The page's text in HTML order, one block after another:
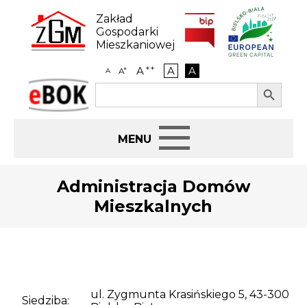
content
Zakład
Gospodarki
Mieszkaniowej
A A+ A++ A A
eBOK
Search
Search Button
BIP
Administracja Domów
Mieszkalnych
Siedziba:
ul. Zygmunta Krasińskiego 5, 43-300